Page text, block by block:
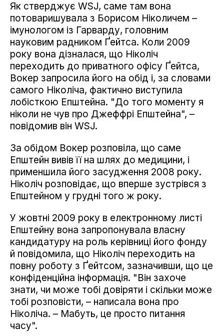
Як стверджує WSJ, саме там вона
потоваришувала з Борисом Ніколичем –
імунологом із Гарварду, головним
науковим радником Ґейтса. Коли 2009
року вона дізналася, що Ніколіч
переходить до приватного офісу Ґейтса,
Вокер запросила його на обід і, за словами
самого Ніколіча, фактично виступила
лобісткою Епштейна. "До того моменту я
ніколи не чув про Джеффрі Епштейна", –
повідомив він WSJ.
За обідом Вокер розповіла, що саме
Епштейн вивів її на шлях до медицини, і
применшила його засудження 2008 року.
Ніколіч розповідає, що вперше зустрівся з
Епштейном у грудні того ж року.
У жовтні 2009 року в електронному листі
Епштейну вона запропонувала власну
кандидатуру на роль керівниці його фонду
й повідомила, що Ніколіч переходить на
повну роботу з Ґейтсом, зазначивши, що це
конфіденційна інформація. "Він захоче
знати, чи може тобі довіряти і скільки може
тобі розповісти, – написала вона про
Ніколіча. – Мабуть, це просто питання
часу".